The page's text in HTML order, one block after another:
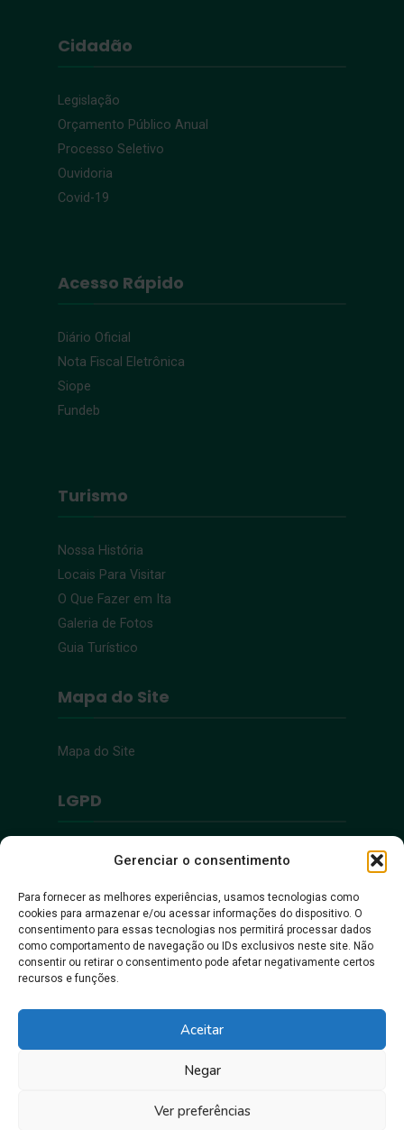
Gerenciar o consentimento
Para fornecer as melhores experiências, usamos tecnologias como
cookies para armazenar e/ou acessar informações do dispositivo. O
consentimento para essas tecnologias nos permitirá processar dados
como comportamento de navegação ou IDs exclusivos neste site. Não
consentir ou retirar o consentimento pode afetar negativamente certos
recursos e funções.
Aceitar
Negar
Ver preferências
Cidadão
Legislação
Orçamento Público Anual
Processo Seletivo
Ouvidoria
Covid-19
Acesso Rápido
Diário Oficial
Nota Fiscal Eletrônica
Siope
Fundeb
Turismo
Nossa História
Locais Para Visitar
O Que Fazer em Ita
Galeria de Fotos
Guia Turístico
Mapa do Site
Mapa do Site
LGPD
Política de Privacidade
Acessibilidade
Acessibilidade